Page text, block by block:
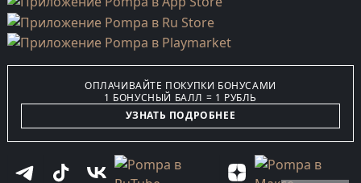
ОПЛАЧИВАЙТЕ ПОКУПКИ БОНУСАМИ
1 БОНУСНЫЙ БАЛЛ = 1 РУБЛЬ
УЗНАТЬ ПОДРОБНЕЕ